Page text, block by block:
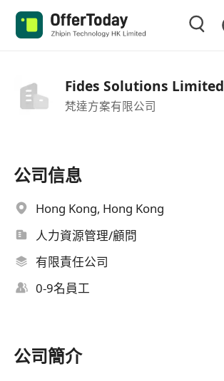
Fides Solutions Limited
梵達方案有限公司
公司信息
Hong Kong, Hong Kong
人力資源管理/顧問
有限責任公司
0-9名員工
公司簡介